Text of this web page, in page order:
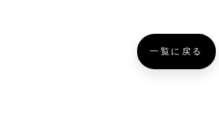
一覧に戻る